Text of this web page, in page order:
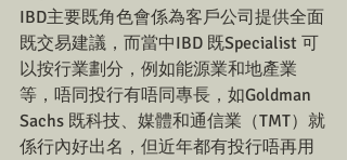
IBD主要既角色會係為客戶公司提供全面
既交易建議，而當中IBD 既Specialist 可
以按行業劃分，例如能源業和地產業
等，唔同投行有唔同專長，如Goldman
Sachs 既科技、媒體和通信業（TMT）就
係行內好出名，但近年都有投行唔再用